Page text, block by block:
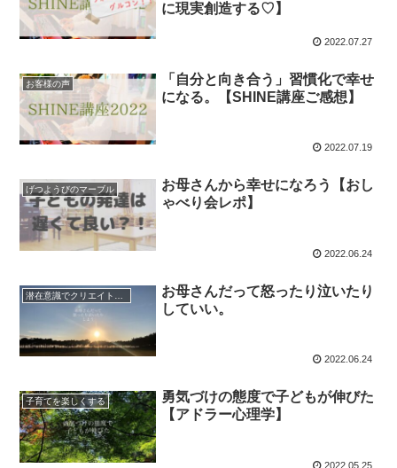
に現実創造する♡】
2022.07.27
お客様の声
「自分と向き合う」習慣化で幸せ
になる。【SHINE講座ご感想】
2022.07.19
げつようびのマーブル
お母さんから幸せになろう【おし
ゃべり会レポ】
2022.06.24
お母さんだって怒ったり泣いたり
していい。
2022.06.24
子育てを楽しくする
勇気づけの態度で子どもが伸びた
【アドラー心理学】
2022.05.25